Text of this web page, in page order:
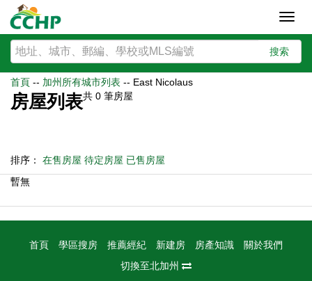
搜索
首頁 -- 加州所有城市列表 -- East Nicolaus
房屋列表共 0 筆房屋
排序： 在售房屋 待定房屋 已售房屋
暫無
首頁 學區搜房 推薦經紀 新建房 房產知識
關於我們
切換至北加州